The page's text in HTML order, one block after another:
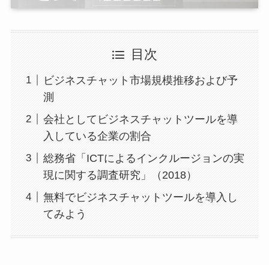
目次
ビジネスチャット市場規模推移および予
測
会社としてビジネスチャットツールを導
入している企業の割合
総務省「ICTによるインクルージョンの実
現に関する調査研究」（2018）
無料でビジネスチャットツールを導入し
てみよう